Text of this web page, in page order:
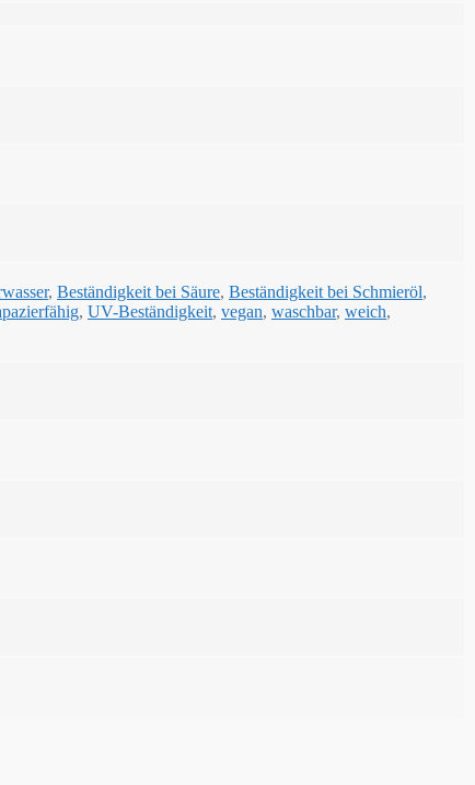
, Beständigkeit bei Säure, Beständigkeit bei Schmieröl,
, UV-Beständigkeit, vegan, waschbar, weich,